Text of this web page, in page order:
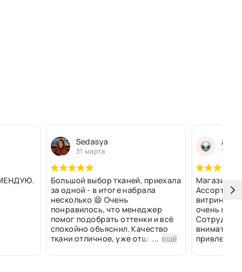
Sedasya
31 марта
Большой выбор тканей, приехала
за одной - в итоге набрала
несколько 😄 Очень
понравилось, что менеджер
помог подобрать оттенки и всё
спокойно объяснил. Качество
ткани отличное, уже отшили...ещё
13
Магазин
витринах
очень
привлек
рулоны